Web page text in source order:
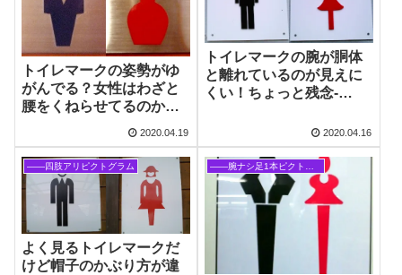
トイレマークの姿勢がゆ
がんでる？女性はわざと
腰をくねらせてるのか？‐
2020.04.19
トイレマークの腕が胴体
と離れているのが見えに
くい！ちょっと残念‐
2020.04.16
――四肢アリピクトグラム
よく見るトイレマークだ
けど帽子のかぶり方が違